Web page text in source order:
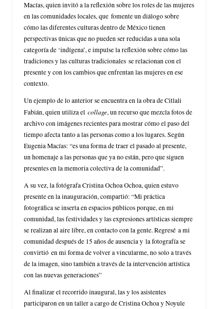
Macías, quien invitó a la reflexión sobre los roles de las mujeres
en las comunidades locales, que fomente un diálogo sobre
cómo las diferentes culturas dentro de México tienen
perspectivas únicas que no pueden ser reducidas a una sola
categoría de ‘indígena’, e impulse la reflexión sobre cómo las
tradiciones y las culturas tradicionales se relacionan con el
presente y con los cambios que enfrentan las mujeres en ese
contexto.
Un ejemplo de lo anterior se encuentra en la obra de Citlali
Fabián, quien utiliza el collage, un recurso que mezcla fotos de
archivo con imágenes recientes para mostrar cómo el paso del
tiempo afecta tanto a las personas como a los lugares. Según
Eugenia Macías: “es una forma de traer el pasado al presente,
un homenaje a las personas que ya no están, pero que siguen
presentes en la memoria colectiva de la comunidad”.
A su vez, la fotógrafa Cristina Ochoa Ochoa, quien estuvo
presente en la inauguración, compartió: “Mi práctica
fotográfica se inserta en espacios públicos porque, en mi
comunidad, las festividades y las expresiones artísticas siempre
se realizan al aire libre, en contacto con la gente. Regresé a mi
comunidad después de 15 años de ausencia y la fotografía se
convirtió en mi forma de volver a vincularme, no solo a través
de la imagen, sino también a través de la intervención artística
con las nuevas generaciones”
Al finalizar el recorrido inaugural, las y los asistentes
participaron en un taller a cargo de Cristina Ochoa y Noyule